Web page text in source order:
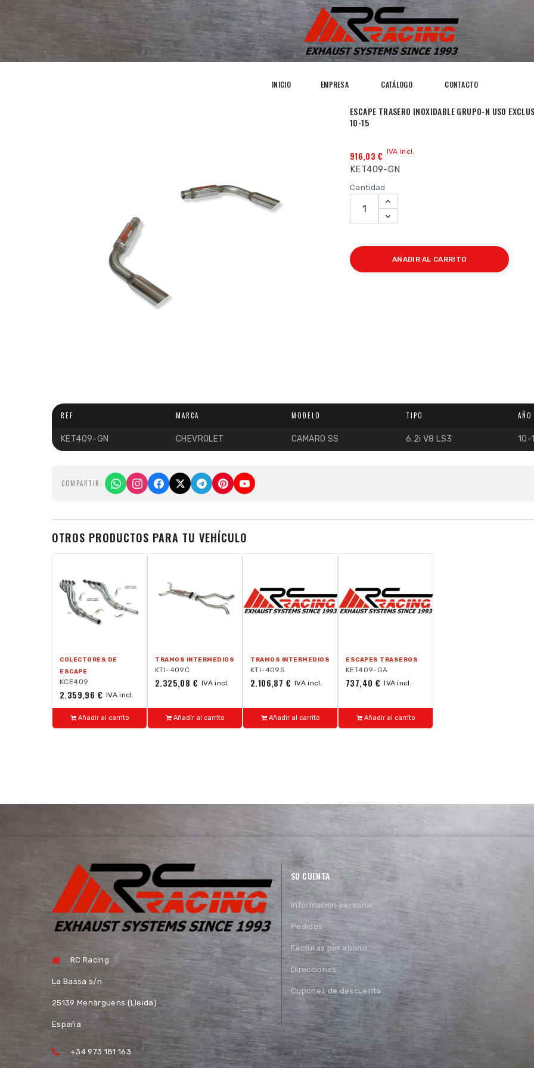
INICIO EMPRESA CATÁLOGO CONTACTO
ESCAPE TRASERO INOXIDABLE GRUPO-N USO
10-15
916,03 € IVA incl.
KET409-GN
Cantidad
AÑADIR AL CARRITO
REF MARCA MODELO TIPO AÑO
KET409-GN CHEVROLET CAMARO SS 6.2i V8 LS3 10-
COMPARTIR:
OTROS PRODUCTOS PARA TU VEHÍCULO
COLECTORES DE
ESCAPE
KCE409
2.359,96 € IVA incl.
Añadir al carrito
TRAMOS INTERMEDIOS
KTI-409C
2.325,08 € IVA incl.
Añadir al carrito
TRAMOS INTERMEDIOS
KTI-409S
2.106,87 € IVA incl.
Añadir al carrito
ESCAPES TRASEROS
KET409-GA
737,40 € IVA incl.
Añadir al carrito
RC Racing
La Bassa s/n
25139 Menàrguens (Lleida)
España
+34 973 181 163
SU CUENTA
Información personal
Pedidos
Facturas por abono
Direcciones
Cupones de descuento